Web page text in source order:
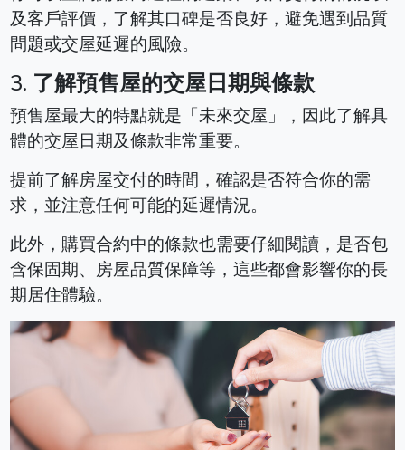
及客戶評價，了解其口碑是否良好，避免遇到品質
問題或交屋延遲的風險。
3. 了解預售屋的交屋日期與條款
預售屋最大的特點就是「未來交屋」，因此了解具
體的交屋日期及條款非常重要。
提前了解房屋交付的時間，確認是否符合你的需
求，並注意任何可能的延遲情況。
此外，購買合約中的條款也需要仔細閱讀，是否包
含保固期、房屋品質保障等，這些都會影響你的長
期居住體驗。